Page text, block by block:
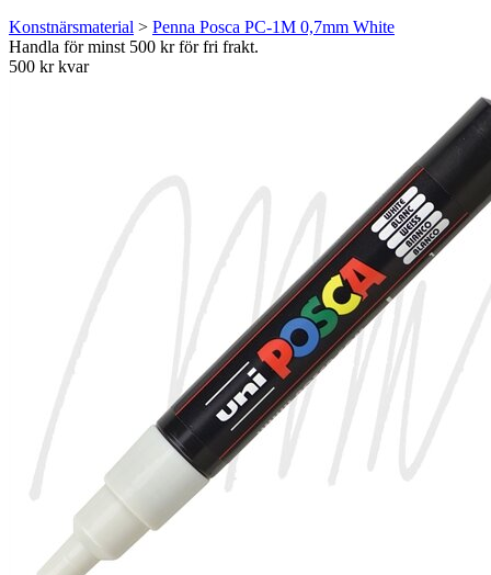
Konstnärsmaterial > Penna Posca PC-1M 0,7mm White
Handla för minst 500 kr för fri frakt.
500 kr kvar